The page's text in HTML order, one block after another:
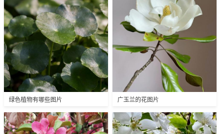
绿色植物有哪些图片 广玉兰的花图片